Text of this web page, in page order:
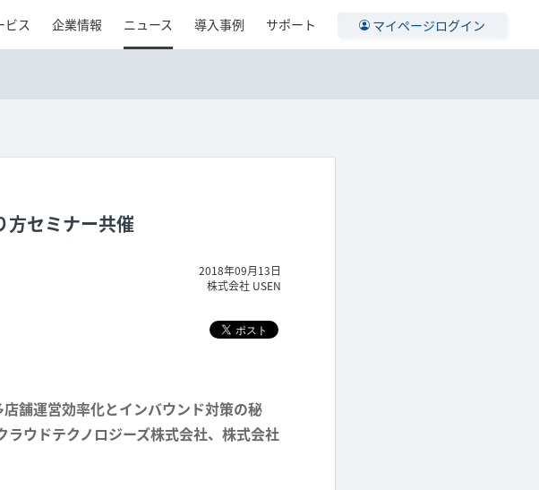
ビス 企業情報 ニュース 導入事例 サポート マイページログイン
方セミナー共催
2018年09月13日
株式会社 USEN
舗運営効率化とインバウンド対策の秘
ウドテクノロジーズ株式会社、株式会社